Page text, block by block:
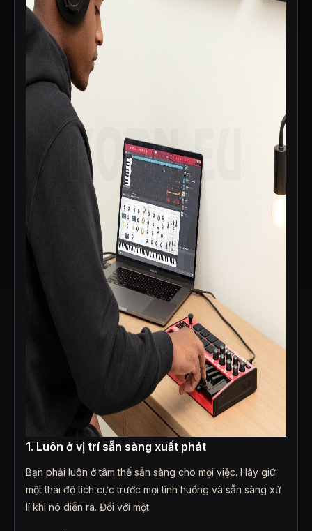
1. Luôn ở vị trí sẵn sàng xuất phát
Bạn phải luôn ở tâm thế sẵn sàng cho mọi việc. Hãy giữ
một thái độ tích cực trước mọi tình huống và sẵn sàng xử
lí khi nó diễn ra. Đối với một